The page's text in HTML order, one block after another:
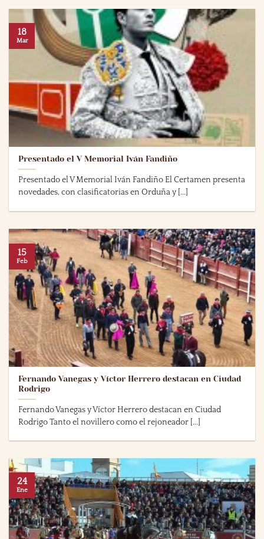
Presentado el V Memorial Iván Fandiño
Presentado el V Memorial Iván Fandiño El Certamen presenta
novedades, con clasificatorias en Orduña y [...]
18
Mar
Fernando Vanegas y Víctor Herrero destacan en Ciudad
Rodrigo
Fernando Vanegas y Víctor Herrero destacan en Ciudad
Rodrigo Tanto el novillero como el rejoneador [...]
15
Feb
24
Ene